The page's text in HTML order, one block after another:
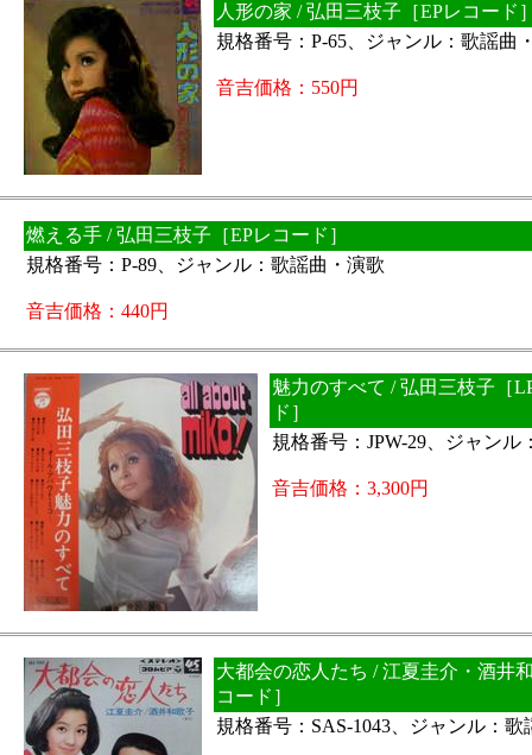
人形の家 / 弘田三枝子［EPレコード
規格番号：P-65、ジャンル：歌謡曲
音吉価格：550円
燃える手 / 弘田三枝子［EPレコード］
規格番号：P-89、ジャンル：歌謡曲・演歌
音吉価格：440円
魅力のすべて / 弘田三枝子［
ド］
規格番号：JPW-29、ジャンル
音吉価格：3,300円
大都会の恋人たち / 江夏圭介・酒井
コード］
規格番号：SAS-1043、ジャンル：歌